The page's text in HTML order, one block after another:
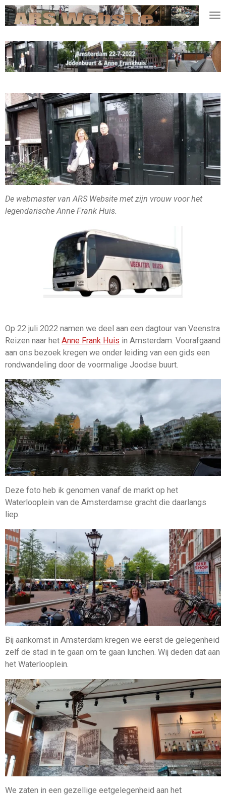
Ga
direct
de
hoofdinhoud
De webmaster van ARS Website met zijn vrouw voor het
legendarische Anne Frank Huis.
Op 22 juli 2022 namen we deel aan een dagtour van Veenstra
Reizen naar het Anne Frank Huis in Amsterdam. Voorafgaand
aan ons bezoek kregen we onder leiding van een gids een
rondwandeling door de voormalige Joodse buurt.
Deze foto heb ik genomen vanaf de markt op het
Waterlooplein van de Amsterdamse gracht die daarlangs
liep.
Bij aankomst in Amsterdam kregen we eerst de gelegenheid
zelf de stad in te gaan om te gaan lunchen. Wij deden dat aan
het Waterlooplein.
We zaten in een gezellige eetgelegenheid aan het